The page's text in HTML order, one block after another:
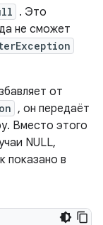
. Это
не сможет
от
, он передаёт
Вместо этого
NULL,
показано в